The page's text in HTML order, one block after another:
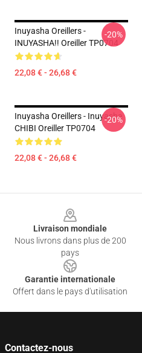
Inuyasha Oreillers -
INUYASHA!! Oreiller TP0704
22,08 € - 26,68 €
-20%
Inuyasha Oreillers - Inuyasha
CHIBI Oreiller TP0704
22,08 € - 26,68 €
-20%
Livraison mondiale
Nous livrons dans plus de 200
pays
Garantie internationale
Offert dans le pays d'utilisation
Contactez-nous